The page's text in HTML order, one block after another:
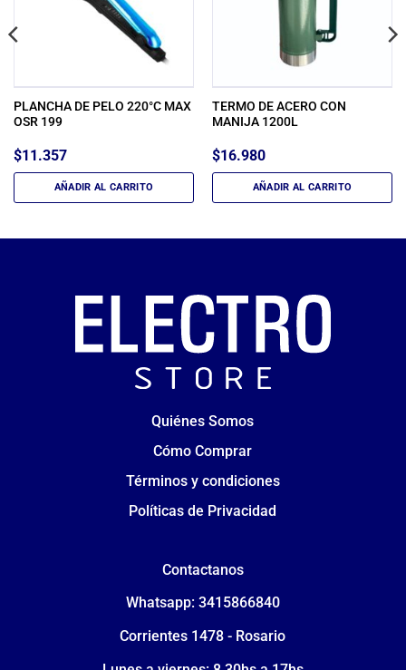
PLANCHA DE PELO 220°C MAX
OSR 199
$11.357
AÑADIR AL CARRITO
TERMO DE ACERO CON
MANIJA 1200L
$16.980
AÑADIR AL CARRITO
Quiénes Somos
Cómo Comprar
Términos y condiciones
Políticas de Privacidad
Contactanos
Whatsapp: 3415866840
Corrientes 1478 - Rosario